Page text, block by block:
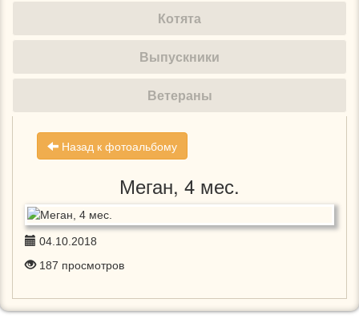
Котята
Выпускники
Ветераны
Назад к фотоальбому
Меган, 4 мес.
04.10.2018
187 просмотров